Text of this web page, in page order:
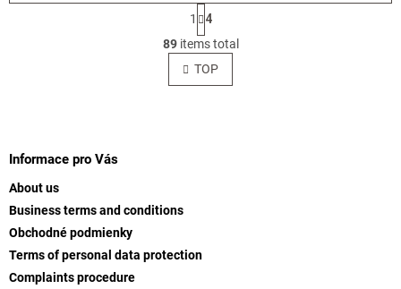
L
i
s
t
l
P
a
g
i
n
a
1
4
89items total
TOP
Informace pro Vás
About us
Business terms and conditions
Obchodné podmienky
Terms of personal data protection
Complaints procedure